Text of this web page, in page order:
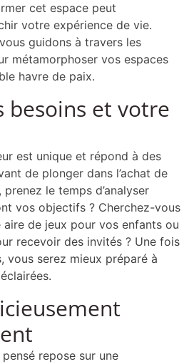
cet espace peut
votre expérience de vie.
guidons à travers les
métamorphoser vos espaces
havre de paix.
besoins et votre
est unique et répond à des
de plonger dans l’achat de
le temps d’analyser
vos objectifs ? Cherchez-vous
aire de jeux pour vos enfants ou
recevoir des invités ? Une fois
vous serez mieux préparé à
repose sur une